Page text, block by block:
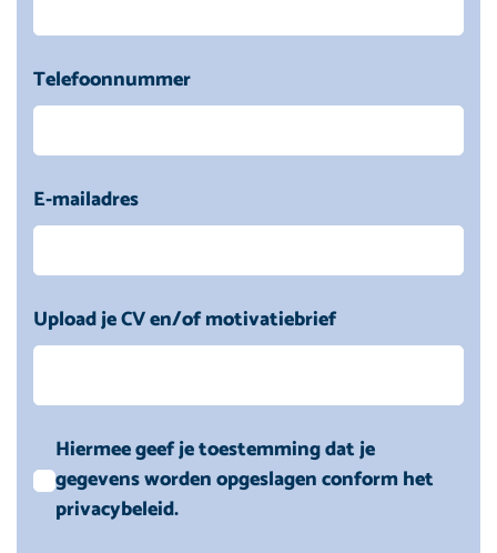
Telefoonnummer
E-mailadres
Upload je CV en/of motivatiebrief
Hiermee geef je toestemming dat je
gegevens worden opgeslagen conform het
privacybeleid.